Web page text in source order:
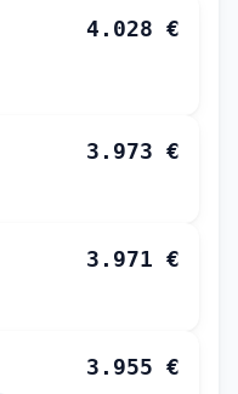
4.028 €
3.973 €
3.971 €
3.955 €